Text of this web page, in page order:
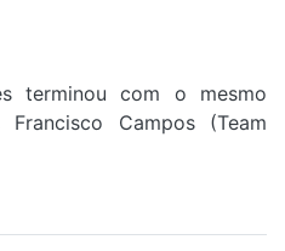
terminou com o mesmo
Campos (Team